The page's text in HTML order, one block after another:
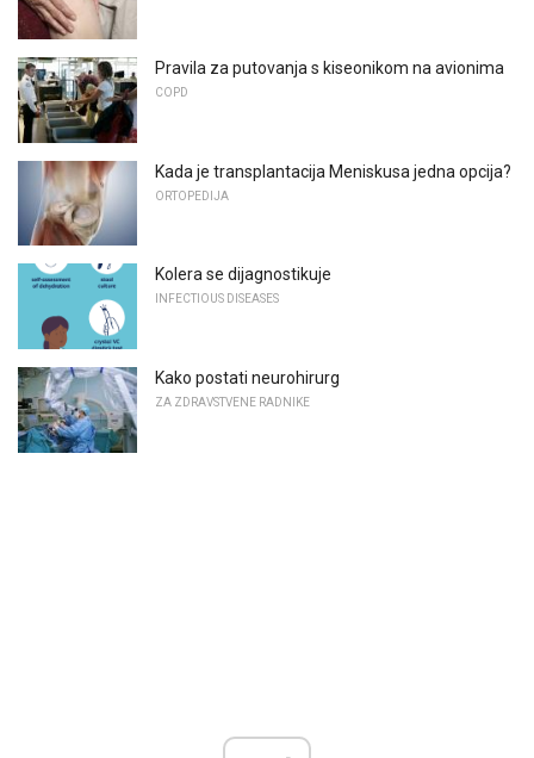
Pravila za putovanja s kiseonikom na avionima
COPD
Kada je transplantacija Meniskusa jedna opcija?
ORTOPEDIJA
Kolera se dijagnostikuje
INFECTIOUS DISEASES
Kako postati neurohirurg
ZA ZDRAVSTVENE RADNIKE